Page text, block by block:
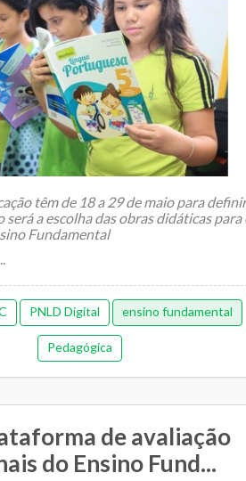
têm de 18 a 29 de maio para
será a escolha das obras didáticas para
Fundamental
PNLD Digital ensino fundamental
Pedagógica
de avaliação
do Ensino Fund...